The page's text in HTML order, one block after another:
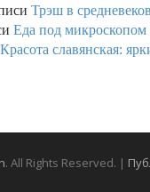
Трэш в
Еда под микроскопом
Красота славянская:
. All Rights Reserved. |